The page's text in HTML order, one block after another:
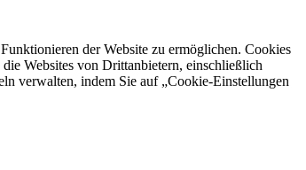
der Website zu ermöglichen. Cookies
Websites von Drittanbietern, einschließlich
verwalten, indem Sie auf „Cookie-Einstellungen